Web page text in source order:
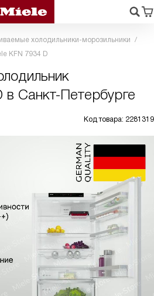
холодильники-морозильники
KFN 7934 D
в Санкт-Петербурге
Код товара: 2281319